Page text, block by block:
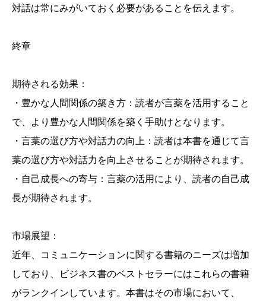
対話は常にみがいておく必要があることを伝えます。
終章
期待される効果：
・豊かな人間関係の築き方：読者が言薬を活用すること
で、より豊かな人間関係を築く手助けとなります。
・言葉の選び方や対話力の向上：読者は本書を通じて言
葉の選び方や対話力を向上させることが期待されます。
・自己成長への寄与：言薬の活用により、読者の自己成
長が期待されます。
市場展望：
近年、コミュニケーションに関する書籍のニーズは増加
しており、ビジネス書のベストセラーにはこれらの書籍
がランクインしています。本書はその市場において、